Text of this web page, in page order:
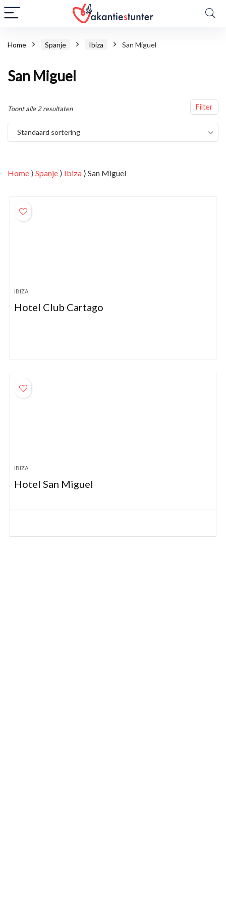
Home Spanje Ibiza San Miguel
San Miguel
Filter
Toont alle 2 resultaten
Standaard sortering
Home ⟩ Spanje ⟩ Ibiza ⟩ San Miguel
IBIZA
Hotel Club Cartago
IBIZA
Hotel San Miguel